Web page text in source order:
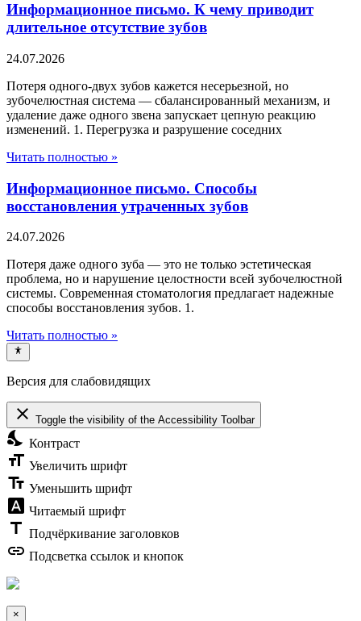
Информационное письмо. К чему приводит
длительное отсутствие зубов
24.07.2026
Потеря одного-двух зубов кажется несерьезной, но
зубочелюстная система — сбалансированный механизм, и
удаление даже одного звена запускает цепную реакцию
изменений. 1. Перегрузка и разрушение соседних
Читать полностью »
Информационное письмо. Способы
восстановления утраченных зубов
24.07.2026
Потеря даже одного зуба — это не только эстетическая
проблема, но и нарушение целостности всей зубочелюстной
системы. Современная стоматология предлагает надежные
способы восстановления зубов. 1.
Читать полностью »
Версия для слабовидящих
close Toggle the visibility of the Accessibility Toolbar
nights_stay Контраст
format_size Увеличить шрифт
text_fields Уменьшить шрифт
font_download Читаемый шрифт
title Подчёркивание заголовков
link Подсветка ссылок и кнопок
×